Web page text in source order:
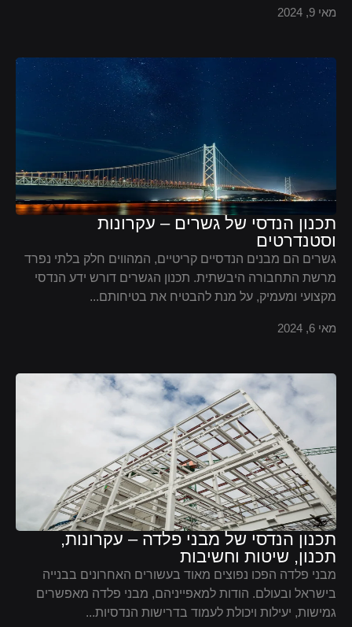
מאי 9, 2024
תכנון הנדסי של גשרים – עקרונות
וסטנדרטים
גשרים הם מבנים הנדסיים קריטיים, המהווים חלק בלתי נפרד
מרשת התחבורה היבשתית. תכנון הגשרים דורש ידע הנדסי
מקצועי ומעמיק, על מנת להבטיח את בטיחותם...
מאי 6, 2024
תכנון הנדסי של מבני פלדה – עקרונות,
תכנון, שיטות וחשיבות
מבני פלדה הפכו נפוצים מאוד בעשורים האחרונים בבנייה
בישראל ובעולם. הודות למאפייניהם, מבני פלדה מאפשרים
גמישות, יעילות ויכולת לעמוד בדרישות הנדסיות...